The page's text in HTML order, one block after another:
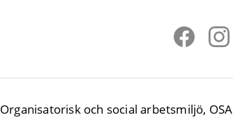
Organisatorisk och social arbetsmiljö, OSA